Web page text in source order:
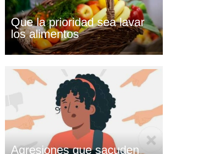
Que la prioridad sea lavar
los alimentos
Agresiones que sacuden